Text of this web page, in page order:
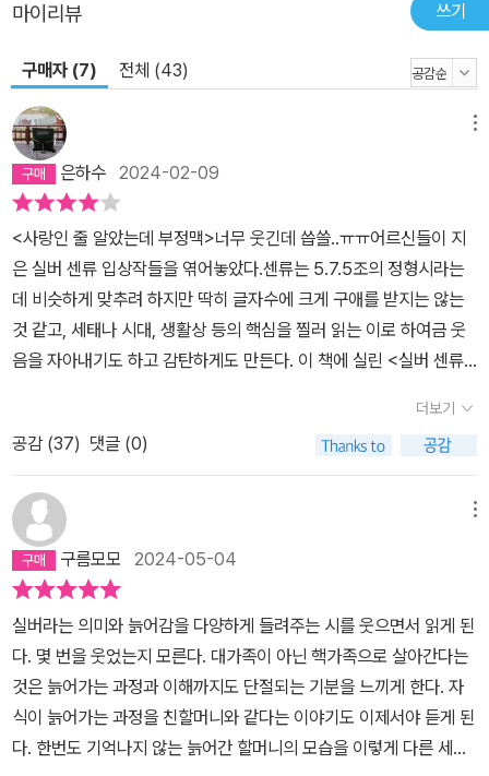
마이리뷰 쓰기
구매자 (7) 전체 (43)
은하수 2024-02-09
<사랑인 줄 알았는데 부정맥>너무 웃긴데 씁쓸..ㅠㅠ어르신들이 지
은 실버 센류 입상작들을 엮어놓았다.센류는 5.7.5조의 정형시라는
데 비슷하게 맞추려 하지만 딱히 글자수에 크게 구애를 받지는 않는
것 같고, 세태나 시대, 생활상 등의 핵심을 찔러 읽는 이로 하여금 웃
음을 자아내기도 하고 감탄하게도 만든다. 이 책에 실린 <실버 센류>
처럼 들린다. 읽을 땐 너무 웃겨서 눈물 날 지경이었는데 읽고 나니 괜
스레 씁쓸한 것이 어째 뒷맛이 개운치 않았다. 공감하는 순간들이 너
무 많기 때문일 것이다.내가 나이가 들었나 싶기도 하고 아직 노인이
아닌데 이해가 넘 잘 되는건 대체 뭔지! 하나 하나 읽으면서 노인 세대
에 대한 이해의 폭이 넓어진다면 이 책을 읽은 소기의 목적은 달성한
게 아닐까 생각한다. 열심히 세어 봐도 고작 글자수라곤 20 자 내외
의 작품들인데 그 속엔 인생의 기쁨, 슬픔, 쓰라림, 고통, 그리고 서글
픔까지 모두 녹아있다. 88 편 모두 자신도 모르게 웃으며 읽게 될 것
이라고 자신있게 말할 수 있다. 일본 사회가 현재 초고령 사회에 진입
해 있는 만큼 노인 세대에 관심과 생활의 질을 향상시키기 위한 노력
은 우리에게도 발등의 불이 아닐까 싶다. 노인 세대의 리얼한 생활상
을 생생하게 전해주는 이러한 실버 센류의 발굴과 권장은 우리에게도
더보기
공감 (37) 댓글 (0)
구름모모 2024-05-04
실버라는 의미와 늙어감을 다양하게 들려주는 시를 웃으면서 읽게 된
다. 몇 번을 웃었는지 모른다. 대가족이 아닌 핵가족으로 살아간다는
것은 늙어가는 과정과 이해까지도 단절되는 기분을 느끼게 한다. 자
식이 늙어가는 과정을 친할머니와 같다는 이야기도 이제서야 듣게 된
다. 한번도 기억나지 않는 늙어간 할머니의 모습을 이렇게 다른 세대